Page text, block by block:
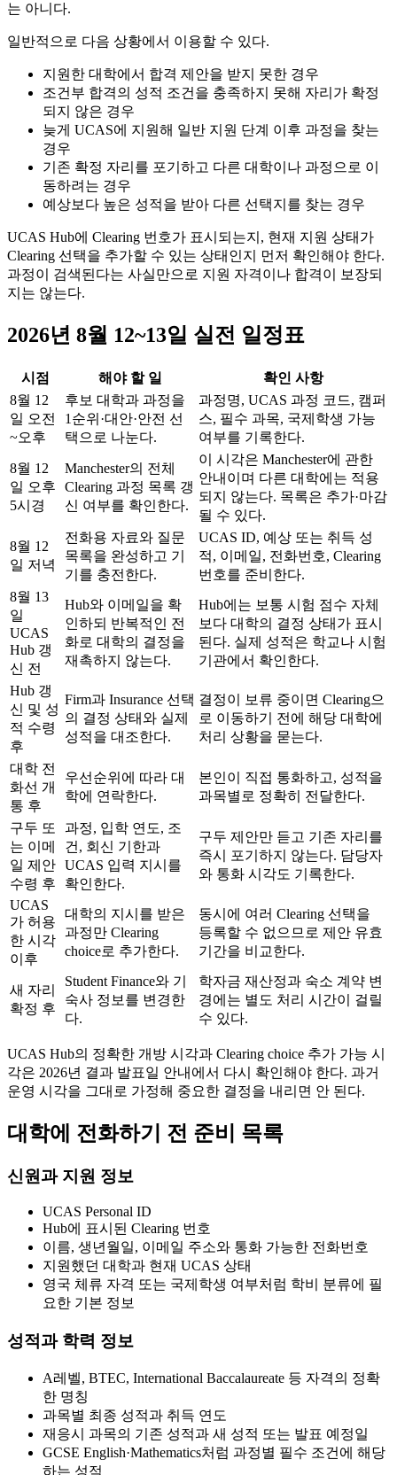
는 아니다.
일반적으로 다음 상황에서 이용할 수 있다.
지원한 대학에서 합격 제안을 받지 못한 경우
조건부 합격의 성적 조건을 충족하지 못해 자리가 확정
되지 않은 경우
늦게 UCAS에 지원해 일반 지원 단계 이후 과정을 찾는
경우
기존 확정 자리를 포기하고 다른 대학이나 과정으로 이
동하려는 경우
예상보다 높은 성적을 받아 다른 선택지를 찾는 경우
UCAS Hub에 Clearing 번호가 표시되는지, 현재 지원 상태가
Clearing 선택을 추가할 수 있는 상태인지 먼저 확인해야 한다.
과정이 검색된다는 사실만으로 지원 자격이나 합격이 보장되
지는 않는다.
2026년 8월 12~13일 실전 일정표
시점 해야 할 일
확인 사항
8월 12
일 오전
~오후
후보 대학과 과정을
1순위·대안·안전 선
택으로 나눈다.
과정명, UCAS 과정 코드, 캠퍼
스, 필수 과목, 국제학생 가능
여부를 기록한다.
8월 12
일 오후
5시경
Manchester의 전체
Clearing 과정 목록 갱
신 여부를 확인한다.
이 시각은 Manchester에 관한
안내이며 다른 대학에는 적용
되지 않는다. 목록은 추가·마감
될 수 있다.
8월 12
일 저녁
전화용 자료와 질문
목록을 완성하고 기
기를 충전한다.
UCAS ID, 예상 또는 취득 성
적, 이메일, 전화번호, Clearing
번호를 준비한다.
8월 13
일
UCAS
Hub 갱
신 전
Hub와 이메일을 확
인하되 반복적인 전
화로 대학의 결정을
재촉하지 않는다.
Hub에는 보통 시험 점수 자체
보다 대학의 결정 상태가 표시
된다. 실제 성적은 학교나 시험
기관에서 확인한다.
Hub 갱
신 및 성
적 수령
후
Firm과 Insurance 선택
의 결정 상태와 실제
성적을 대조한다.
결정이 보류 중이면 Clearing으
로 이동하기 전에 해당 대학에
처리 상황을 묻는다.
대학 전
화선 개
통 후
우선순위에 따라 대
학에 연락한다.
본인이 직접 통화하고, 성적을
과목별로 정확히 전달한다.
구두 또
는 이메
일 제안
수령 후
과정, 입학 연도, 조
건, 회신 기한과
UCAS 입력 지시를
확인한다.
구두 제안만 듣고 기존 자리를
즉시 포기하지 않는다. 담당자
와 통화 시각도 기록한다.
UCAS
가 허용
한 시각
이후
대학의 지시를 받은
과정만 Clearing
choice로 추가한다.
동시에 여러 Clearing 선택을
등록할 수 없으므로 제안 유효
기간을 비교한다.
새 자리
확정 후
Student Finance와 기
숙사 정보를 변경한
다.
학자금 재산정과 숙소 계약 변
경에는 별도 처리 시간이 걸릴
수 있다.
UCAS Hub의 정확한 개방 시각과 Clearing choice 추가 가능 시
각은 2026년 결과 발표일 안내에서 다시 확인해야 한다. 과거
운영 시각을 그대로 가정해 중요한 결정을 내리면 안 된다.
대학에 전화하기 전 준비 목록
신원과 지원 정보
UCAS Personal ID
Hub에 표시된 Clearing 번호
이름, 생년월일, 이메일 주소와 통화 가능한 전화번호
지원했던 대학과 현재 UCAS 상태
영국 체류 자격 또는 국제학생 여부처럼 학비 분류에 필
요한 기본 정보
성적과 학력 정보
A레벨, BTEC, International Baccalaureate 등 자격의 정확
한 명칭
과목별 최종 성적과 취득 연도
재응시 과목의 기존 성적과 새 성적 또는 발표 예정일
GCSE English·Mathematics처럼 과정별 필수 조건에 해당
하는 성적